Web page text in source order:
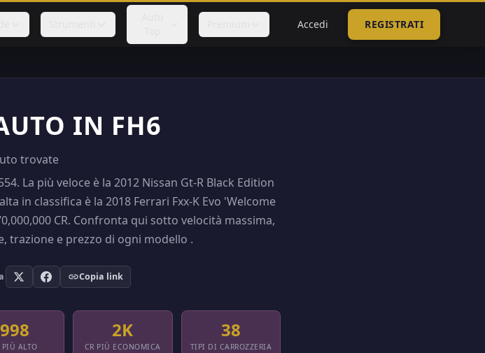
Accedi REGISTRATI
IN FH6
trovate
La più veloce è la 2012 Nissan Gt-R Black Edition
in classifica è la 2018 Ferrari Fxx-K Evo 'Welcome
CR. Confronta qui sotto velocità massima,
trazione e prezzo di ogni modello .
Copia link
998
PIÙ ALTO
2K
CR PIÙ ECONOMICA
38
TIPI DI CARROZZERIA